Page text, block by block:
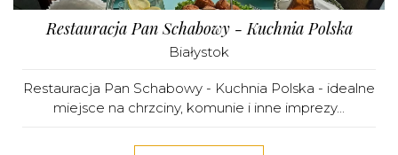
Restauracja Pan Schabowy - Kuchnia Polska
Białystok
Restauracja Pan Schabowy - Kuchnia Polska - idealne
miejsce na chrzciny, komunie i inne imprezy...